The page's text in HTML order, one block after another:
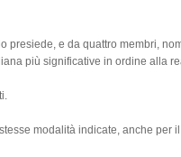
presiede, e da quattro membri,
più significative in ordine alla
modalità indicate, anche per